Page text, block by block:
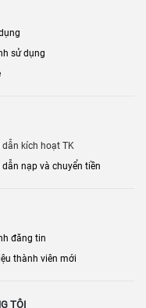
sử dụng
dẫn kích hoạt TK
dẫn nạp và chuyển tiền
đăng tin
thành viên mới
TÔI